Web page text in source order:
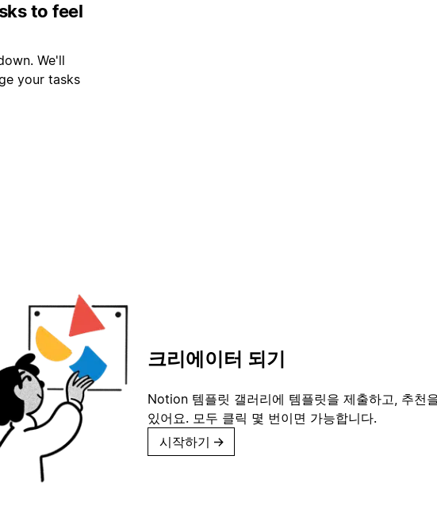
to feel
We'll
your tasks
크리에이터 되기
Notion 템플릿 갤러리에 템플릿을 제출하고, 추천
있어요. 모두 클릭 몇 번이면 가능합니다.
시작하기 →